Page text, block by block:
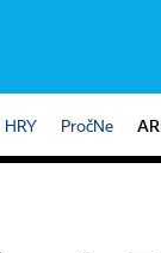
HRY PročNe